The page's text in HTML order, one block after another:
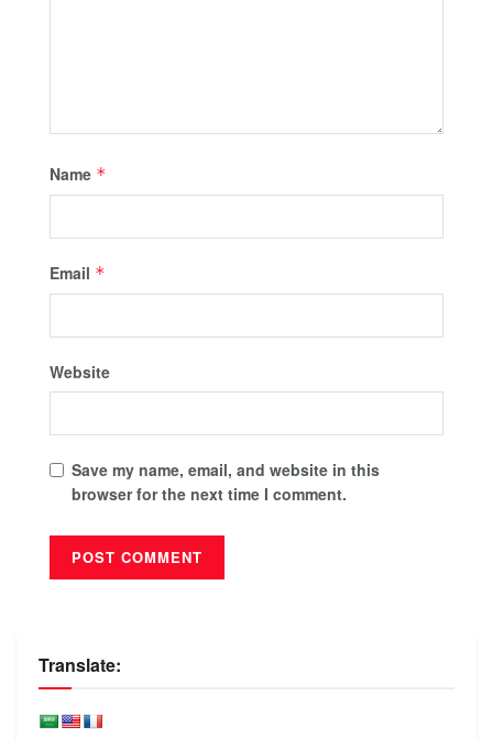
Name *
Email *
Website
Save my name, email, and website in this
browser for the next time I comment.
Translate: